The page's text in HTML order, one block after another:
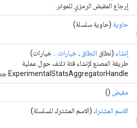
إرجاع المقبض الرمزي للموتر.
حاوية (حاوية سلسلة)
إنشاء (نطاق النطاق ، خيارات...
خيارات)
طريقة المصنع لإنشاء فئة تلتف حول عملية
ExperimentalStatsAggregatorHandle جديدة.
مقبض ()
الاسم المشترك (الاسم المشترك للسلسلة)